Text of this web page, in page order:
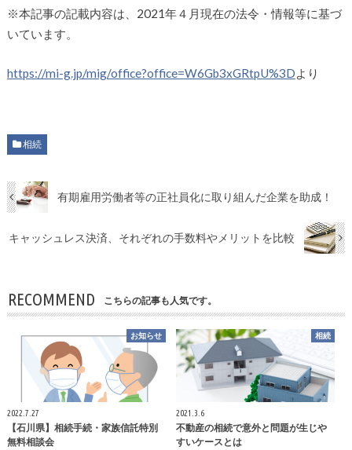
※本記事の記載内容は、2021年４月現在の法令・情報等に基づ
いています。
https://mi-g.jp/mig/office?office=W6Gb3xGRtpU%3Dより
相続
有期雇用労働者等の正社員化に取り組んだ企業を助成！
キャッシュレス決済、それぞれの手数料やメリットを比較
RECOMMEND こちらの記事も人気です。
お知らせ
2022.7.27
【石川県】相続手続・家族信託特別
無料相談会
相続
2021.3.6
不動産の相続で意外と問題が生じや
すいケースとは